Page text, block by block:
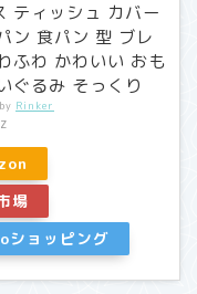
ティッシュ カバー
ン 食パン 型 ブレ
ふわ かわいい おも
ぐるみ そっくり
Rinker
場
ショッピング